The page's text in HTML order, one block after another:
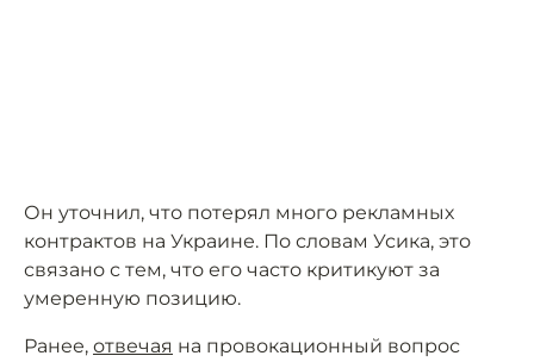
Он уточнил, что потерял много рекламных
контрактов на Украине. По словам Усика, это
связано с тем, что его часто критикуют за
умеренную позицию.
Ранее, отвечая на провокационный вопрос